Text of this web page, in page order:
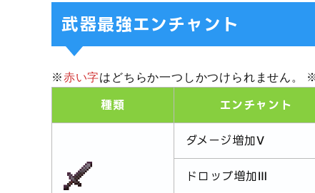
武器最強エンチャント
※赤い字はどちらか一つしかつけられません。
種類 エンチャント
ダメージ増加Ⅴ
ドロップ増加Ⅲ